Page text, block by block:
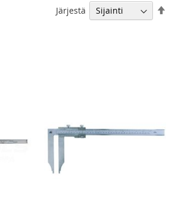
Järjestä